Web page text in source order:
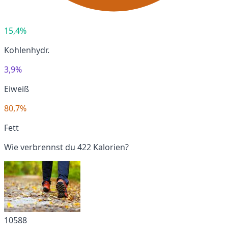
15,4%
Kohlenhydr.
3,9%
Eiweiß
80,7%
Fett
Wie verbrennst du 422 Kalorien?
10588